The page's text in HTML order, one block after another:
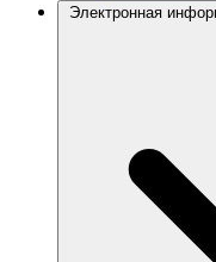
Электронная